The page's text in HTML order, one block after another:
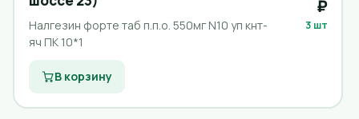
Налгезин форте таб п.п.о. 550мг N10 уп кнт-
яч ПК 10*1
₽
3 шт
В корзину